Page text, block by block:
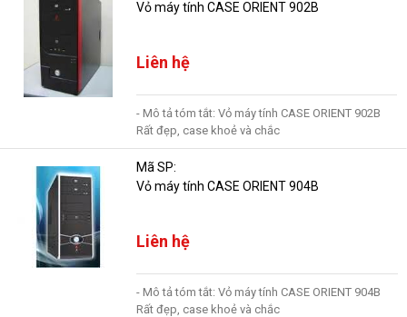
Vỏ máy tính CASE ORIENT 902B
Liên hệ
- Mô tả tóm tắt: Vỏ máy tính CASE ORIENT 902B
Rất đẹp, case khoẻ và chắc
Mã SP:
Vỏ máy tính CASE ORIENT 904B
Liên hệ
- Mô tả tóm tắt: Vỏ máy tính CASE ORIENT 904B
Rất đẹp, case khoẻ và chắc